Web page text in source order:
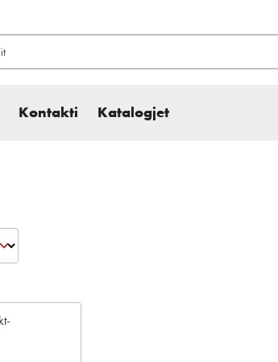
Kontakti Katalogjet